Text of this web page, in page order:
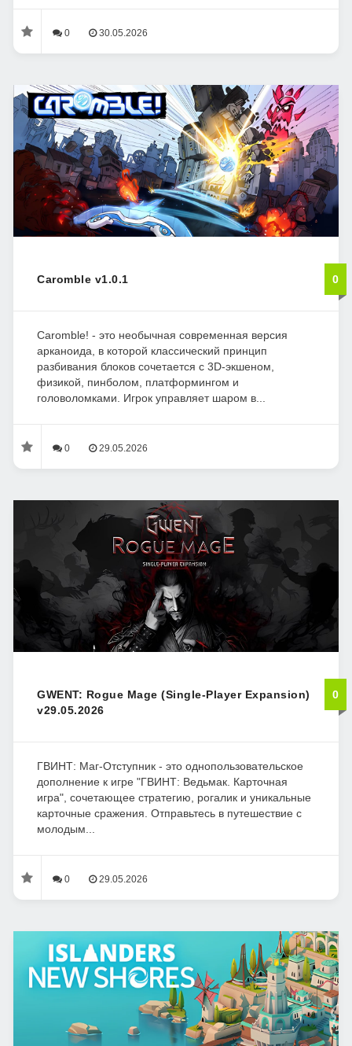
0 30.05.2026
Caromble v1.0.1 0
Caromble! - это необычная современная версия
арканоида, в которой классический принцип
разбивания блоков сочетается с 3D-экшеном,
физикой, пинболом, платформингом и
головоломками. Игрок управляет шаром в...
0 29.05.2026
GWENT: Rogue Mage (Single-Player Expansion)
v29.05.2026
0
ГВИНТ: Маг-Отступник - это однопользовательское
дополнение к игре "ГВИНТ: Ведьмак. Карточная
игра", сочетающее стратегию, рогалик и уникальные
карточные сражения. Отправьтесь в путешествие с
молодым...
0 29.05.2026